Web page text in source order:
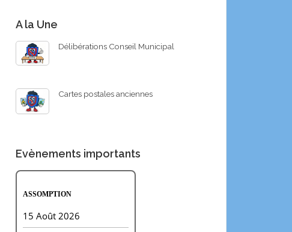
A la Une
Délibérations Conseil Municipal
Cartes postales anciennes
Evènements importants
ASSOMPTION
15 Août 2026